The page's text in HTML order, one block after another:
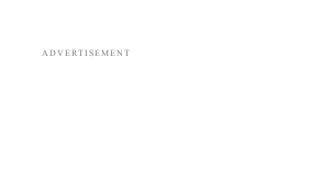
ADVERTISEMENT